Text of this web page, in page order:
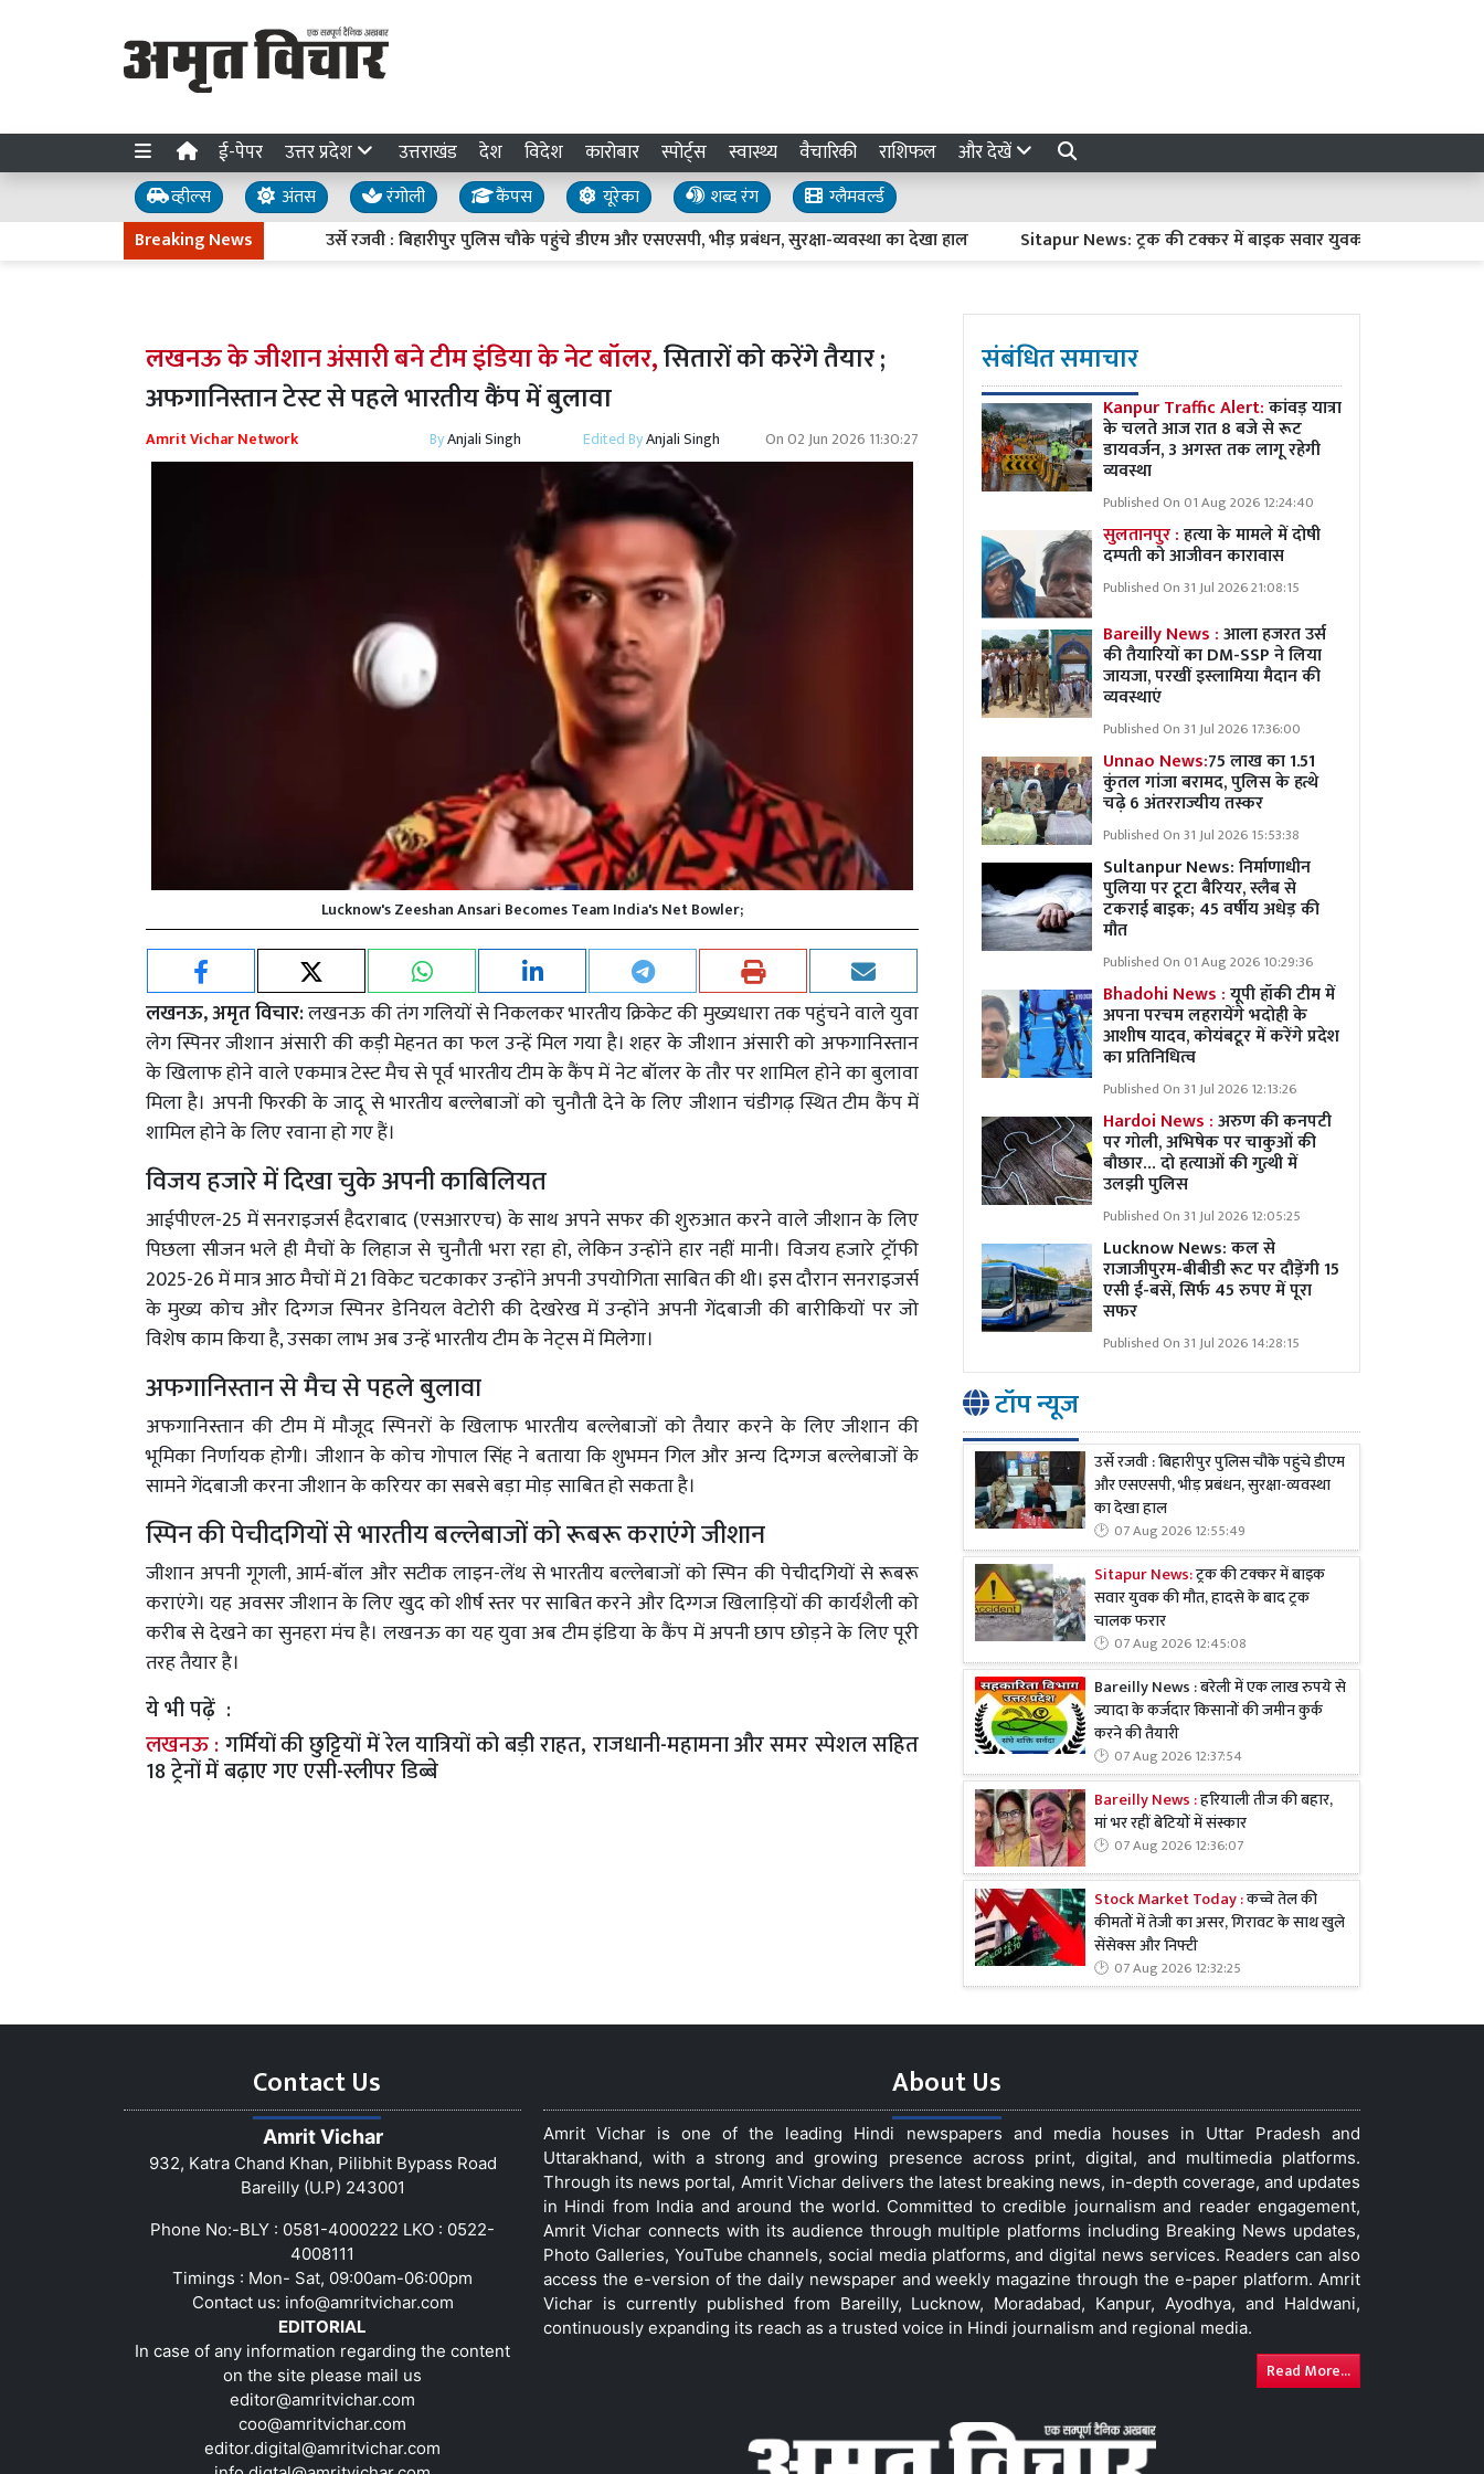
ई-पेपर उत्तर प्रदेश उत्तराखंड देश विदेश कारोबार स्पोर्ट्स स्वास्थ्य वैचारिकी राशिफल और देखें
व्हील्स अंतस रंगोली कैंपस यूरेका शब्द रंग
ग्लैमवर्ल्ड
Breaking News
उर्से रजवी : बिहारीपुर पुलिस चौके पहुंचे डीएम और एसएसपी, भीड़ प्रबंधन, सुरक्षा-व्यवस्था का देखा हाल Sitapur News: ट्रक की टक्कर में बाइक सवार युवक की मौत, हादसे के बाद
लखनऊ के जीशान अंसारी बने टीम इंडिया के नेट बॉलर,सितारों को करेंगे तैयार ;
अफगानिस्तान टेस्ट से पहले भारतीय कैंप में बुलावा
Amrit Vichar Network ByAnjali Singh Edited ByAnjali Singh On02 Jun 2026 11:30:27
Lucknow's Zeeshan Ansari Becomes Team India's Net Bowler;
लखनऊ, अमृत विचार:लखनऊ की तंग गलियों से निकलकर भारतीय क्रिकेट की मुख्यधारा तक पहुंचने वाले युवा
लेग स्पिनर जीशान अंसारी की कड़ी मेहनत का फल उन्हें मिल गया है। शहर के जीशान अंसारी को अफगानिस्तान
के खिलाफ होने वाले एकमात्र टेस्ट मैच से पूर्व भारतीय टीम के कैंप में नेट बॉलर के तौर पर शामिल होने का बुलावा
मिला है। अपनी फिरकी के जादू से भारतीय बल्लेबाजों को चुनौती देने के लिए जीशान चंडीगढ़ स्थित टीम कैंप में
शामिल होने के लिए रवाना हो गए हैं।
विजय हजारे में दिखा चुके अपनी काबिलियत
आईपीएल-25 में सनराइजर्स हैदराबाद (एसआरएच) के साथ अपने सफर की शुरुआत करने वाले जीशान के लिए
पिछला सीजन भले ही मैचों के लिहाज से चुनौती भरा रहा हो, लेकिन उन्होंने हार नहीं मानी। विजय हजारे ट्रॉफी
2025-26 में मात्र आठ मैचों में 21 विकेट चटकाकर उन्होंने अपनी उपयोगिता साबित की थी। इस दौरान सनराइजर्स
के मुख्य कोच और दिग्गज स्पिनर डेनियल वेटोरी की देखरेख में उन्होंने अपनी गेंदबाजी की बारीकियों पर जो
विशेष काम किया है, उसका लाभ अब उन्हें भारतीय टीम के नेट्स में मिलेगा।
अफगानिस्तान से मैच से पहले बुलावा
अफगानिस्तान की टीम में मौजूद स्पिनरों के खिलाफ भारतीय बल्लेबाजों को तैयार करने के लिए जीशान की
भूमिका निर्णायक होगी। जीशान के कोच गोपाल सिंह ने बताया कि शुभमन गिल और अन्य दिग्गज बल्लेबाजों के
सामने गेंदबाजी करना जीशान के करियर का सबसे बड़ा मोड़ साबित हो सकता है।
स्पिन की पेचीदगियों से भारतीय बल्लेबाजों को रूबरू कराएंगे जीशान
जीशान अपनी गूगली, आर्म-बॉल और सटीक लाइन-लेंथ से भारतीय बल्लेबाजों को स्पिन की पेचीदगियों से रूबरू
कराएंगे। यह अवसर जीशान के लिए खुद को शीर्ष स्तर पर साबित करने और दिग्गज खिलाड़ियों की कार्यशैली को
करीब से देखने का सुनहरा मंच है। लखनऊ का यह युवा अब टीम इंडिया के कैंप में अपनी छाप छोड़ने के लिए पूरी
तरह तैयार है।
ये भी पढ़ें :
लखनऊ :गर्मियों की छुट्टियों में रेल यात्रियों को बड़ी राहत, राजधानी-महामना और समर स्पेशल सहित
18 ट्रेनों में बढ़ाए गए एसी-स्लीपर डिब्बे
संबंधित समाचार
Kanpur Traffic Alert:कांवड़ यात्रा
के चलते आज रात 8 बजे से रूट
डायवर्जन, 3 अगस्त तक लागू रहेगी
व्यवस्था
Published On 01 Aug 2026 12:24:40
सुलतानपुर :हत्या के मामले में दोषी
दम्पती को आजीवन कारावास
Published On 31 Jul 2026 21:08:15
Bareilly News :आला हजरत उर्स
की तैयारियों का DM-SSP ने लिया
जायजा, परखीं इस्लामिया मैदान की
व्यवस्थाएं
Published On 31 Jul 2026 17:36:00
Unnao News:75 लाख का 1.51
कुंतल गांजा बरामद, पुलिस के हत्थे
चढ़े 6 अंतरराज्यीय तस्कर
Published On 31 Jul 2026 15:53:38
Sultanpur News: निर्माणाधीन
पुलिया पर टूटा बैरियर, स्लैब से
टकराई बाइक; 45 वर्षीय अधेड़ की
मौत
Published On 01 Aug 2026 10:29:36
Bhadohi News :यूपी हॉकी टीम में
अपना परचम लहरायेंगे भदोही के
आशीष यादव, कोयंबटूर में करेंगे प्रदेश
का प्रतिनिधित्व
Published On 31 Jul 2026 12:13:26
Hardoi News :अरुण की कनपटी
पर गोली, अभिषेक पर चाकुओं की
बौछार… दो हत्याओं की गुत्थी में
उलझी पुलिस
Published On 31 Jul 2026 12:05:25
Lucknow News:कल से
राजाजीपुरम-बीबीडी रूट पर दौड़ेंगी 15
एसी ई-बसें, सिर्फ 45 रुपए में पूरा
सफर
Published On 31 Jul 2026 14:28:15
टॉप न्यूज
उर्से रजवी : बिहारीपुर पुलिस चौके पहुंचे डीएम
और एसएसपी, भीड़ प्रबंधन, सुरक्षा-व्यवस्था
का देखा हाल
07 Aug 2026 12:55:49
Sitapur News:ट्रक की टक्कर में बाइक
सवार युवक की मौत, हादसे के बाद ट्रक
चालक फरार
07 Aug 2026 12:45:08
Bareilly News : बरेली में एक लाख रुपये से
ज्यादा के कर्जदार किसानों की जमीन कुर्क
करने की तैयारी
07 Aug 2026 12:37:54
Bareilly News :हरियाली तीज की बहार,
मां भर रहीं बेटियों में संस्कार
07 Aug 2026 12:36:07
Stock Market Today :कच्चे तेल की
कीमतों में तेजी का असर, गिरावट के साथ खुले
सेंसेक्स और निफ्टी
07 Aug 2026 12:32:25
Contact Us
Amrit Vichar
932, Katra Chand Khan, Pilibhit Bypass Road
Bareilly (U.P) 243001
Phone No:-BLY : 0581-4000222 LKO : 0522-
4008111
Timings : Mon- Sat, 09:00am-06:00pm
Contact us: info@amritvichar.com
EDITORIAL
In case of any information regarding the content
on the site please mail us
editor@amritvichar.com
coo@amritvichar.com
editor.digital@amritvichar.com
About Us
Amrit Vichar is one of the leading Hindi newspapers and media houses in Uttar Pradesh and
Uttarakhand, with a strong and growing presence across print, digital, and multimedia platforms.
Through its news portal, Amrit Vichar delivers the latest breaking news, in-depth coverage, and updates
in Hindi from India and around the world. Committed to credible journalism and reader engagement,
Amrit Vichar connects with its audience through multiple platforms including Breaking News updates,
Photo Galleries, YouTube channels, social media platforms, and digital news services. Readers can also
access the e-version of the daily newspaper and weekly magazine through the e-paper platform. Amrit
Vichar is currently published from Bareilly, Lucknow, Moradabad, Kanpur, Ayodhya, and Haldwani,
continuously expanding its reach as a trusted voice in Hindi journalism and regional media.
Read More...